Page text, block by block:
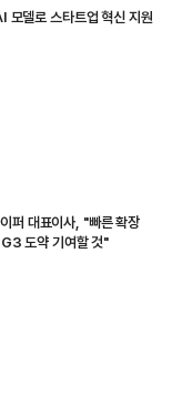
모델로 스타트업 혁신 지원
퍼 대표이사, "빠른 확장
도약 기여할 것"